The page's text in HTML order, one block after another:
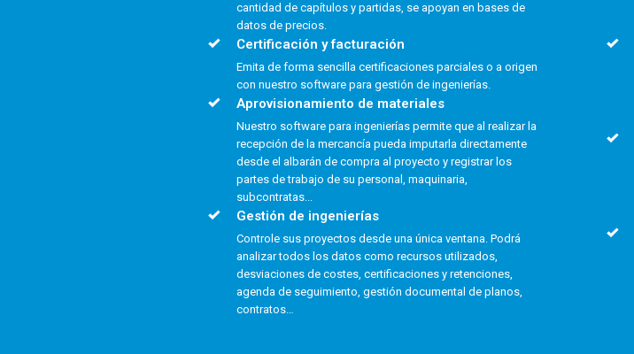
cantidad de capítulos y partidas, se apoyan en bases de
datos de precios.
Certificación y facturación
Emita de forma sencilla certificaciones parciales o a origen
con nuestro software para gestión de ingenierías.
Aprovisionamiento de materiales
Nuestro software para ingenierías permite que al realizar la
recepción de la mercancía pueda imputarla directamente
desde el albarán de compra al proyecto y registrar los
partes de trabajo de su personal, maquinaria,
subcontratas...
Gestión de ingenierías
Controle sus proyectos desde una única ventana. Podrá
analizar todos los datos como recursos utilizados,
desviaciones de costes, certificaciones y retenciones,
agenda de seguimiento, gestión documental de planos,
contratos…